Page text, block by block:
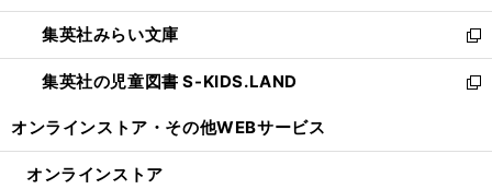
開
く
ウ
で
開
く
ン
ド
ウ
で
ウ
ィ
ン
ド
開
集英社みらい文庫
新
し
い
ン
集英社の児童図書 S-KIDS.LAND
新
ウ
オンラインストア・ その他WEBサービス
オンラインストア